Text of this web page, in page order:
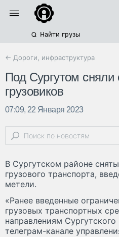
Найти грузы
← Дороги, инфраструктура
Под Сургутом сняли
грузовиков
07:09, 22 Января 2023
В Сургутском районе
грузового транспорта,
метели.
«Ранее введенные
грузовых транспортных
направлениям
телеграм-канале